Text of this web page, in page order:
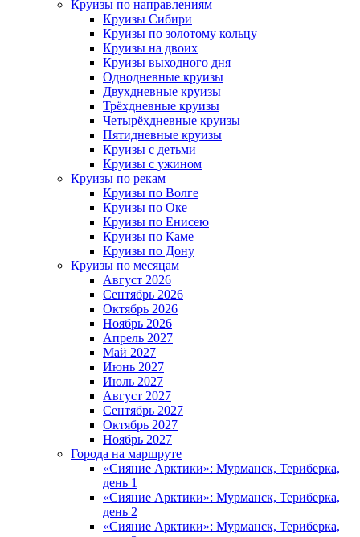
Круизы по направлениям
Круизы Сибири
Круизы по золотому кольцу
Круизы на двоих
Круизы выходного дня
Однодневные круизы
Двухдневные круизы
Трёхдневные круизы
Четырёхдневные круизы
Пятидневные круизы
Круизы с детьми
Круизы с ужином
Круизы по рекам
Круизы по Волге
Круизы по Оке
Круизы по Енисею
Круизы по Каме
Круизы по Дону
Круизы по месяцам
Август 2026
Сентябрь 2026
Октябрь 2026
Ноябрь 2026
Апрель 2027
Май 2027
Июнь 2027
Июль 2027
Август 2027
Сентябрь 2027
Октябрь 2027
Ноябрь 2027
Города на маршруте
«Сияние Арктики»: Мурманск, Териберка,
день 1
«Сияние Арктики»: Мурманск, Териберка,
день 2
«Сияние Арктики»: Мурманск, Териберка,